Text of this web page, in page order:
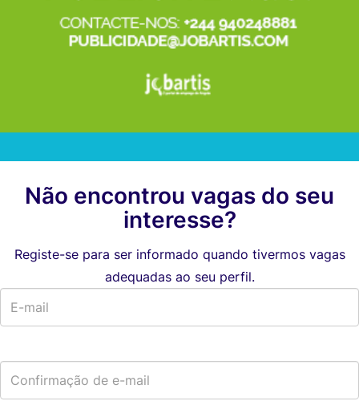
Não encontrou vagas do seu
interesse?
Registe-se para ser informado quando tivermos vagas
adequadas ao seu perfil.